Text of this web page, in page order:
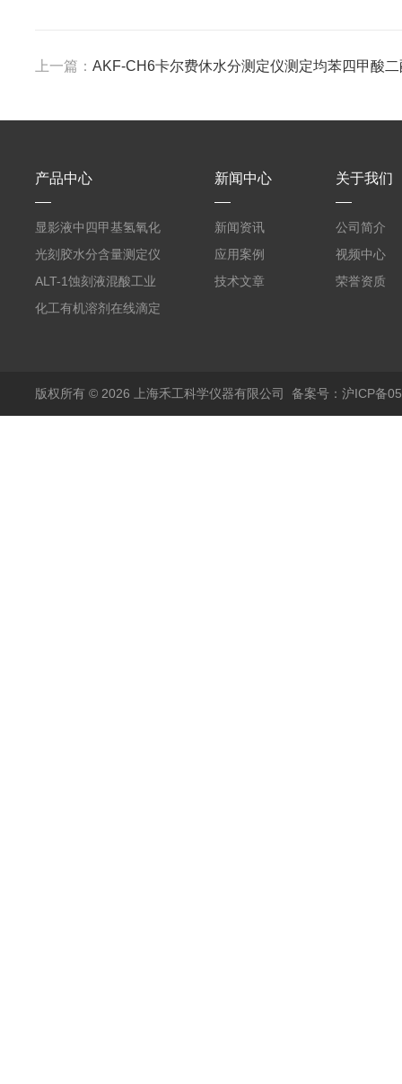
上一篇： AKF-CH6卡尔费休水分测定仪测定均苯四甲酸
产品中心
显影液中四甲基氢氧化
铵的浓度测定仪
光刻胶水分含量测定仪
AKF-C6
ALT-1蚀刻液混酸工业
在线滴定分析仪
化工有机溶剂在线滴定
新闻中心
新闻资讯
应用案例
技术文章
关于我们
公司简介
视频中心
荣誉资质
版权所有 © 2026 上海禾工科学仪器有限公司 备案号：沪ICP备